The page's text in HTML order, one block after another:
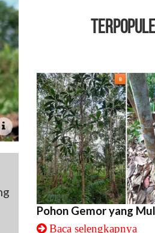
Pohon Gemor yang
Baca selengkapnya